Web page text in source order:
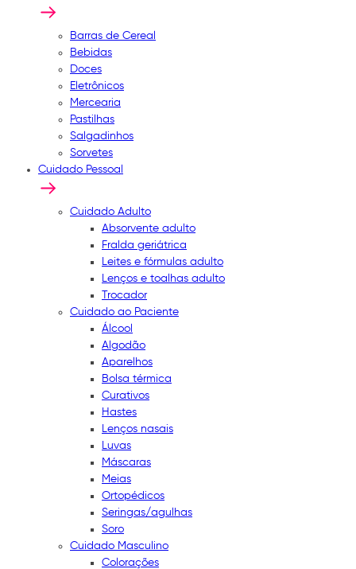
Barras de Cereal
Bebidas
Doces
Eletrônicos
Mercearia
Pastilhas
Salgadinhos
Sorvetes
Cuidado Pessoal
Cuidado Adulto
Absorvente adulto
Fralda geriátrica
Leites e fórmulas adulto
Lenços e toalhas adulto
Trocador
Cuidado ao Paciente
Álcool
Algodão
Aparelhos
Bolsa térmica
Curativos
Hastes
Lenços nasais
Luvas
Máscaras
Meias
Ortopédicos
Seringas/agulhas
Soro
Cuidado Masculino
Colorações